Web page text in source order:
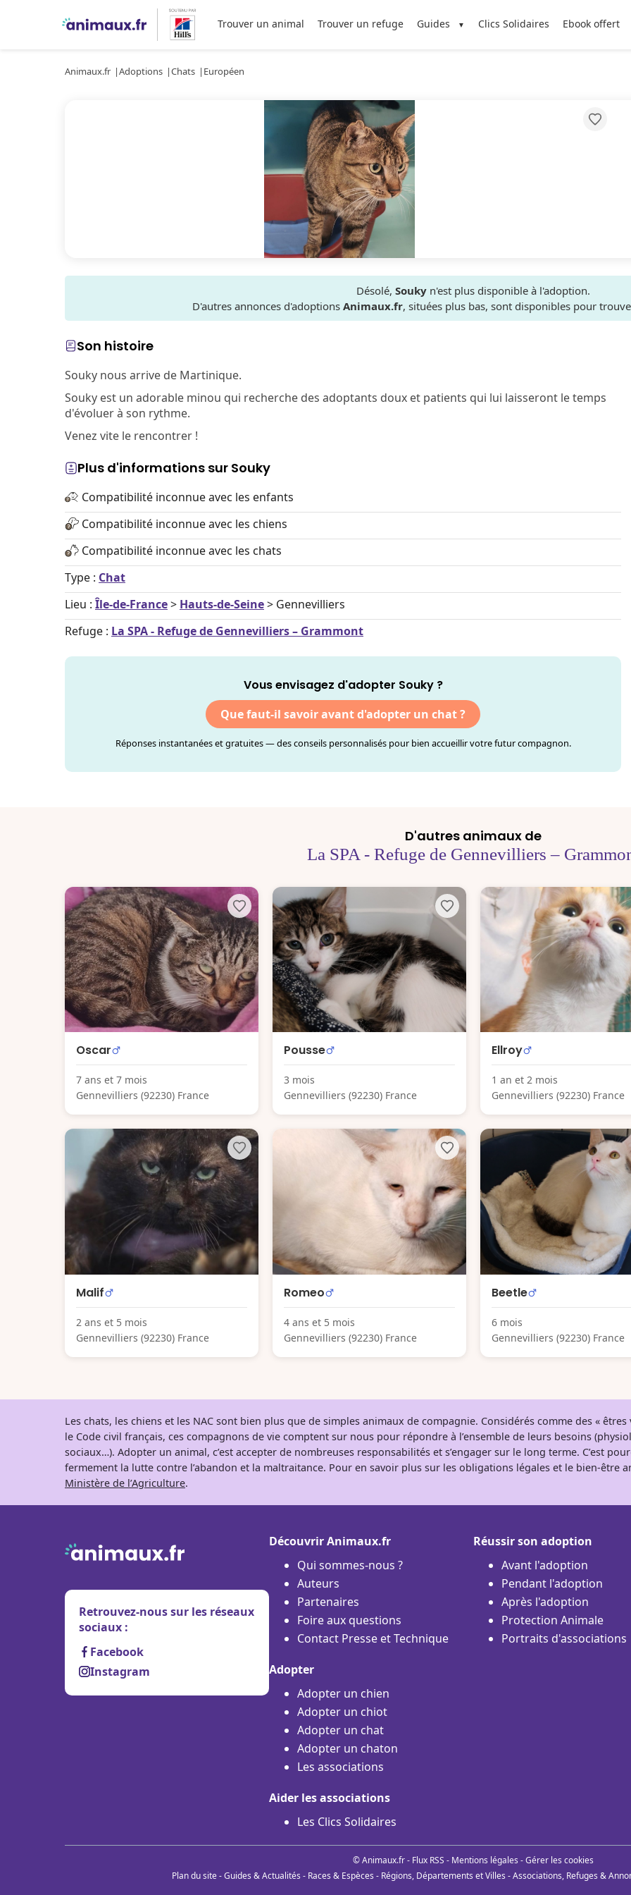
Trouver un animal Trouver un refuge Guides Clics Solidaires Ebook offert
Animaux.fr Adoptions Chats Européen
Désolé, Souky n'est plus disponible à l'adoption.
D'autres annonces d'adoptions Animaux.fr, situées plus bas, sont disponibles pour
Son histoire
Souky nous arrive de Martinique.
Souky est un adorable minou qui recherche des adoptants doux et patients qui lui laisseront le temps
d'évoluer à son rythme.
Venez vite le rencontrer !
Plus d'informations sur Souky
Compatibilité inconnue avec les enfants
Compatibilité inconnue avec les chiens
Compatibilité inconnue avec les chats
Type : Chat
Lieu : Île-de-France> Hauts-de-Seine> Gennevilliers
Refuge : La SPA - Refuge de Gennevilliers – Grammont
Vous envisagez d'adopter Souky ?
Que faut-il savoir avant d'adopter un chat ?
Réponses instantanées et gratuites — des conseils personnalisés pour bien accueillir votre futur compagnon.
D'autres animaux de
La SPA - Refuge de Gennevilliers –
Oscar
7 ans et 7 mois
Gennevilliers (92230) France
Pousse
3 mois
Gennevilliers (92230) France
Ellroy
1 an et 2 mois
Gennevilliers (92230) France
Malif
2 ans et 5 mois
Gennevilliers (92230) France
Romeo
4 ans et 5 mois
Gennevilliers (92230) France
Beetle
6 mois
Gennevilliers (92230) France
Les chats, les chiens et les NAC sont bien plus que de simples animaux de compagnie. Considérés comme des «
le Code civil français, ces compagnons de vie comptent sur nous pour répondre à l’ensemble de leurs besoins
sociaux…). Adopter un animal, c’est accepter de nombreuses responsabilités et s’engager sur le long terme. C’est
fermement la lutte contre l’abandon et la maltraitance. Pour en savoir plus sur les obligations légales et le bien-être
Ministère de l’Agriculture.
Retrouvez-nous sur les réseaux
sociaux :
Facebook
Instagram
Découvrir Animaux.fr
Qui sommes-nous ?
Auteurs
Partenaires
Foire aux questions
Contact Presse et Technique
Adopter
Adopter un chien
Adopter un chiot
Adopter un chat
Adopter un chaton
Les associations
Aider les associations
Les Clics Solidaires
Réussir son adoption
Avant l'adoption
Pendant l'adoption
Après l'adoption
Protection Animale
Portraits d'associations
© Animaux.fr - Flux RSS - Mentions légales -Gérer les cookies
Plan du site-Guides & Actualités - Races & Espèces - Régions, Départements et Villes -Associations, Refuges &